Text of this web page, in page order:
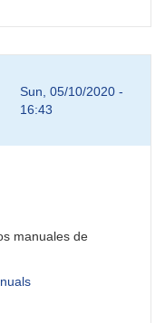
Sun, 05/10/2020 -
16:43
manuales de